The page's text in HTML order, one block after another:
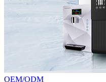
OEM/ODM